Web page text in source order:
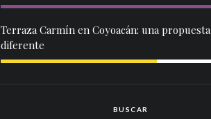
Terraza Carmín en Coyoacán: una propuesta
diferente
BUSCAR